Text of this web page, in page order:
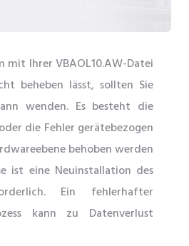
mit Ihrer VBAOL10.AW-Datei
beheben lässt, sollten Sie
wenden. Es besteht die
die Fehler gerätebezogen
behoben werden
ist eine Neuinstallation des
Ein fehlerhafter
kann zu Datenverlust